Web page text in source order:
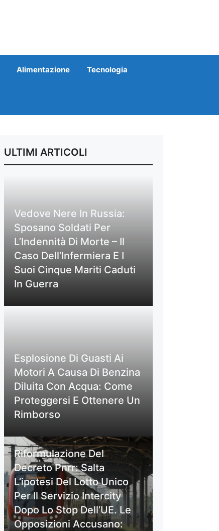
Alimentazione Tecnologia
ULTIMI ARTICOLI
Vedove Nere In Russia:
Sposano Soldati Per
L’Indennità Di Morte – Il
Caso Dell’Infermiera E I
Suoi Cinque Mariti Caduti
In Guerra
Esplosione Di Guasti Ai
Motori A Causa Di Benzina
Diluita Con Acqua: Come
Proteggersi E Ottenere Un
Rimborso
Riformulazione Del
Decreto Pnrr: Salta
L’ipotesi Del Lotto Unico
Per Il Servizio Intercity
Dopo Lo Stop Dell’UE. Le
Opposizioni Accusano: